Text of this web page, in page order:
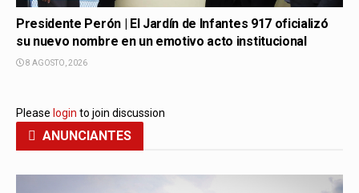
Presidente Perón | El Jardín de Infantes 917 oficializó
su nuevo nombre en un emotivo acto institucional
8 AGOSTO, 2026
Please login to join discussion
ANUNCIANTES